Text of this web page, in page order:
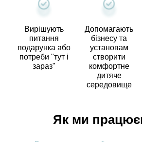
Вирішують
питання
подарунка або
потреби "тут і
зараз"
Допомагають
бізнесу та
установам
створити
комфортне
дитяче
середовище
Як ми